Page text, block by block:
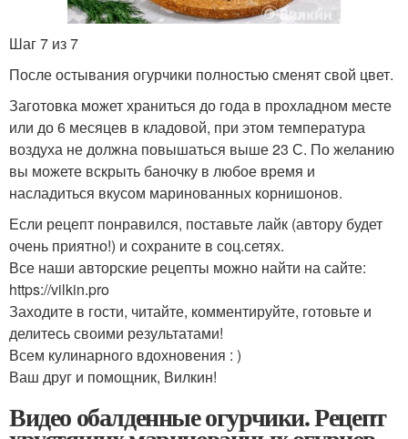
Шаг 7 из 7
После остывания огурчики полностью сменят свой цвет.
Заготовка может храниться до года в прохладном месте
или до 6 месяцев в кладовой, при этом температура
воздуха не должна повышаться выше 23 С. По желанию
вы можете вскрыть баночку в любое время и
насладиться вкусом маринованных корнишонов.
Если рецепт понравился, поставьте лайк (автору будет
очень приятно!) и сохраните в соц.сетях.
Все наши авторские рецепты можно найти на сайте:
https://vilkin.pro
Заходите в гости, читайте, комментируйте, готовьте и
делитесь своими результатами!
Всем кулинарного вдохновения : )
Ваш друг и помощник, Вилкин!
Видео обалденные огурчики. Рецепт